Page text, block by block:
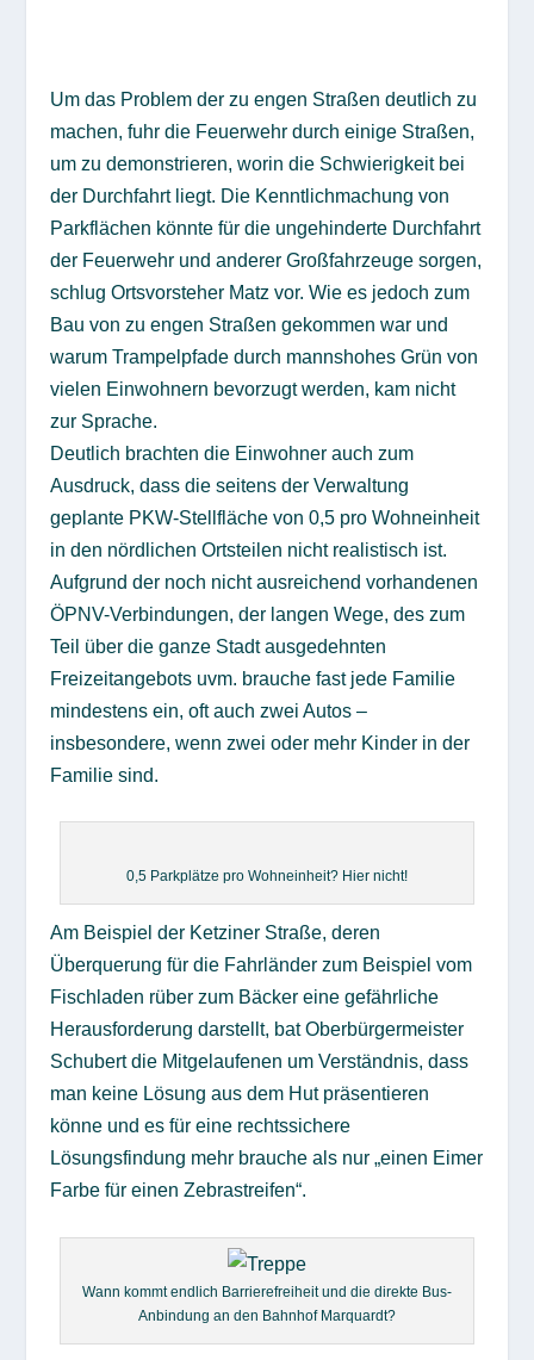
Um das Problem der zu engen Straßen deutlich zu
machen, fuhr die Feuerwehr durch einige Straßen,
um zu demonstrieren, worin die Schwierigkeit bei
der Durchfahrt liegt. Die Kenntlichmachung von
Parkflächen könnte für die ungehinderte Durchfahrt
der Feuerwehr und anderer Großfahrzeuge sorgen,
schlug Ortsvorsteher Matz vor. Wie es jedoch zum
Bau von zu engen Straßen gekommen war und
warum Trampelpfade durch mannshohes Grün von
vielen Einwohnern bevorzugt werden, kam nicht
zur Sprache.
Deutlich brachten die Einwohner auch zum
Ausdruck, dass die seitens der Verwaltung
geplante PKW-Stellfläche von 0,5 pro Wohneinheit
in den nördlichen Ortsteilen nicht realistisch ist.
Aufgrund der noch nicht ausreichend vorhandenen
ÖPNV-Verbindungen, der langen Wege, des zum
Teil über die ganze Stadt ausgedehnten
Freizeitangebots uvm. brauche fast jede Familie
mindestens ein, oft auch zwei Autos –
insbesondere, wenn zwei oder mehr Kinder in der
Familie sind.
0,5 Parkplätze pro Wohneinheit? Hier nicht!
Am Beispiel der Ketziner Straße, deren
Überquerung für die Fahrländer zum Beispiel vom
Fischladen rüber zum Bäcker eine gefährliche
Herausforderung darstellt, bat Oberbürgermeister
Schubert die Mitgelaufenen um Verständnis, dass
man keine Lösung aus dem Hut präsentieren
könne und es für eine rechtssichere
Lösungsfindung mehr brauche als nur „einen Eimer
Farbe für einen Zebrastreifen“.
Wann kommt endlich Barrierefreiheit und die direkte Bus-
Anbindung an den Bahnhof Marquardt?